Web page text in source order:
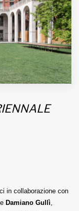
in collaborazione con
Damiano Gullì